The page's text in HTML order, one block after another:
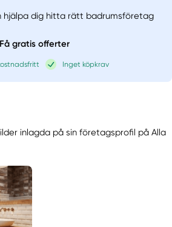
hjälpa dig hitta rätt badrumsföretag
Få gratis offerter
Inget köpkrav
inlagda på sin företagsprofil på Alla